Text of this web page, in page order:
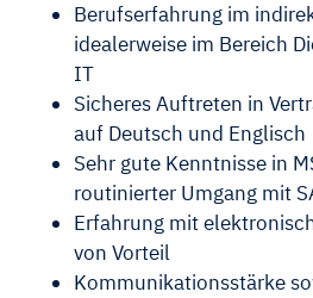
Berufserfahrung im
idealerweise im Bereich
IT
Sicheres Auftreten in
auf Deutsch und Englisch
Sehr gute Kenntnisse in
routinierter Umgang mit
Erfahrung mit
von Vorteil
Kommunikationsstärke